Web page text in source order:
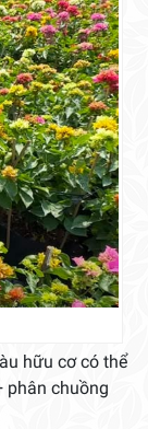
hữu cơ có thể
phân chuồng